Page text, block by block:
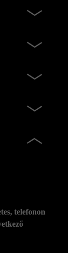
telefonon